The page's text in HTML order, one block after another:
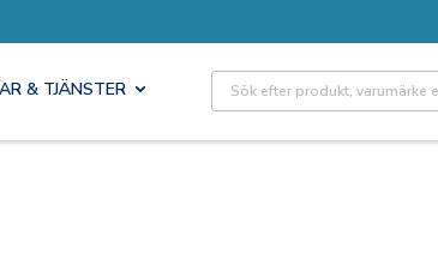
& TJÄNSTER Site Search